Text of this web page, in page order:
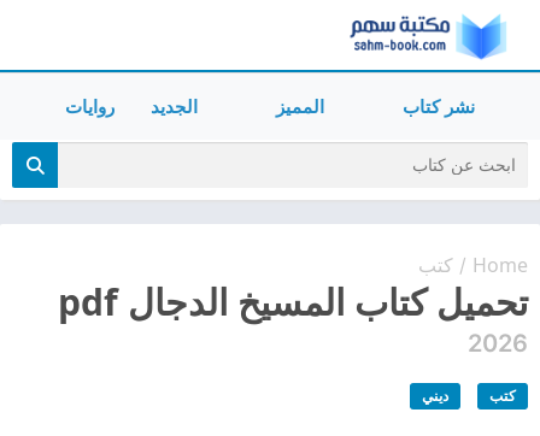
نشر كتاب المميز الجديد روايات
Home
/ كتب
تحميل كتاب المسيخ الدجال pdf
2026
كتب ديني